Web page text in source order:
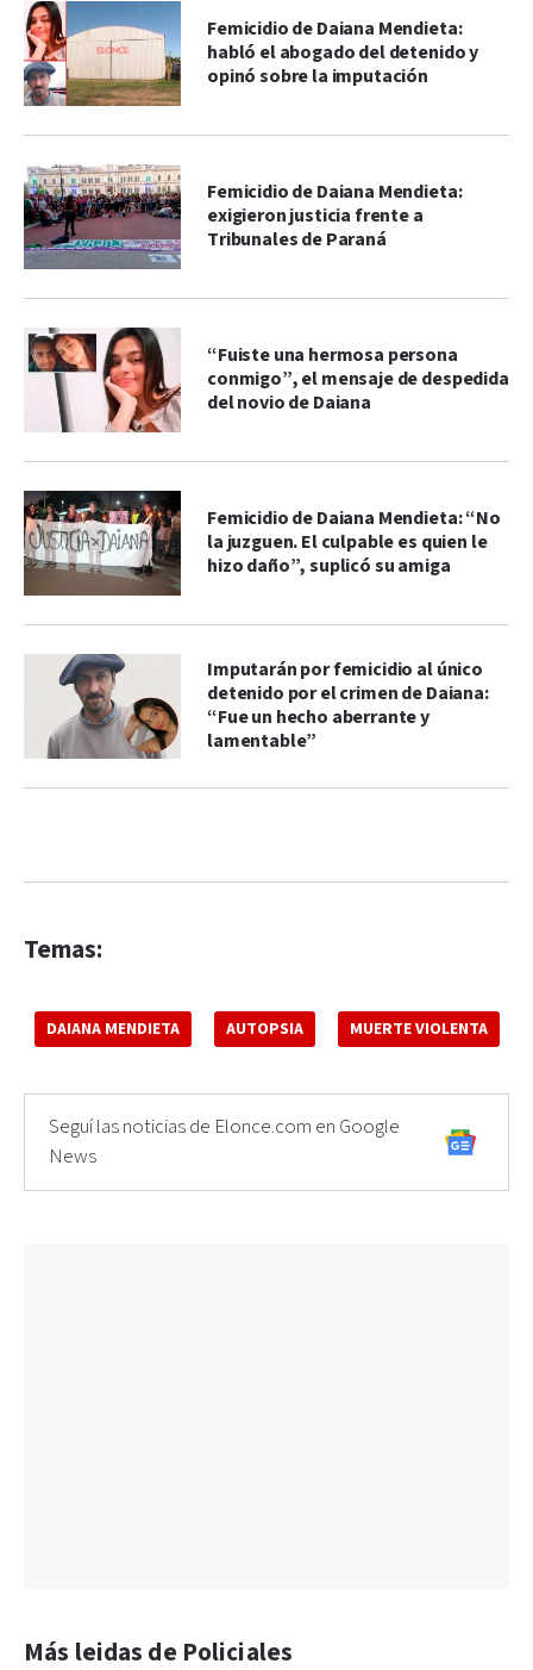
Femicidio de Daiana Mendieta:
habló el abogado del detenido y
opinó sobre la imputación
Femicidio de Daiana Mendieta:
exigieron justicia frente a
Tribunales de Paraná
“Fuiste una hermosa persona
conmigo”, el mensaje de despedida
del novio de Daiana
Femicidio de Daiana Mendieta: “No
la juzguen. El culpable es quien le
hizo daño”, suplicó su amiga
Imputarán por femicidio al único
detenido por el crimen de Daiana:
“Fue un hecho aberrante y
lamentable”
Temas:
DAIANA MENDIETA AUTOPSIA MUERTE VIOLENTA
Seguí las noticias de Elonce.com en Google
News
Más leidas de Policiales